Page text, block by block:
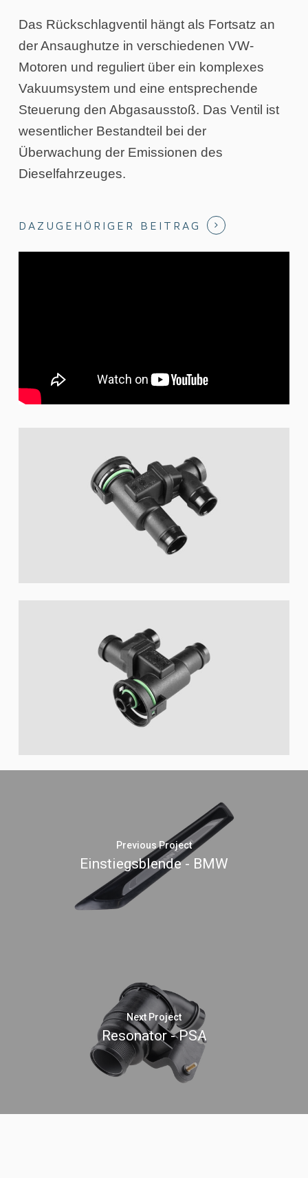
Das Rückschlagventil hängt als Fortsatz an
der Ansaughutze in verschiedenen VW-
Motoren und reguliert über ein komplexes
Vakuumsystem und eine entsprechende
Steuerung den Abgasausstoß. Das Ventil ist
wesentlicher Bestandteil bei der
Überwachung der Emissionen des
Dieselfahrzeuges.
DAZUGEHÖRIGER BEITRAG
Previous Project
Einstiegsblende - BMW
Next Project
Resonator - PSA